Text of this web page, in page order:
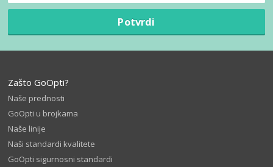
Potvrdi
Zašto GoOpti?
Naše prednosti
GoOpti u brojkama
Naše linije
Naši standardi kvalitete
GoOpti sigurnosni standardi